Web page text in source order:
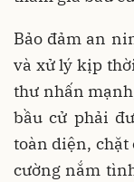
Bảo đảm an
và xử lý kịp
thư nhấn
bầu cử phải
toàn diện, chặt
cường nắm